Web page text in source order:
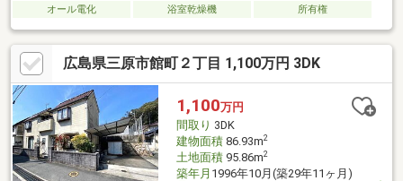
オール電化
浴室乾燥機 所有権
広島県三原市館町２丁目 1,100万円 3DK
1,100万円
間取り 3DK
建物面積86.93m2
土地面積95.86m2
築年月 1996年10月(築29年11ヶ月)